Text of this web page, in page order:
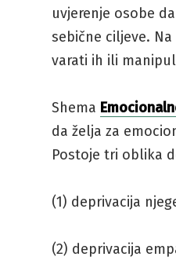
uvjerenje osobe
sebične ciljeve.
varati ih ili
Shema
da želja za
Postoje tri oblika
(1) deprivacija
(2) deprivacija